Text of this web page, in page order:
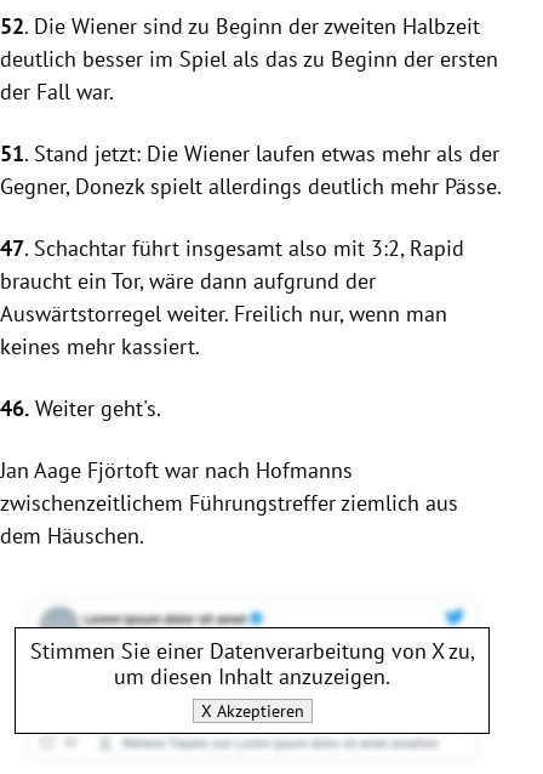
52. Die Wiener sind zu Beginn der zweiten Halbzeit
deutlich besser im Spiel als das zu Beginn der ersten
der Fall war.
51. Stand jetzt: Die Wiener laufen etwas mehr als der
Gegner, Donezkspielt allerdings deutlich mehr Pässe.
47. Schachtar führt insgesamt also mit 3:2, Rapid
braucht ein Tor, wäre dann aufgrund der
Auswärtstorregel weiter. Freilich nur, wenn man
keines mehr kassiert.
46. Weiter geht's.
Jan Aage Fjörtoft war nach Hofmanns
zwischenzeitlichem Führungstreffer ziemlich aus
dem Häuschen.
Stimmen Sie einer Datenverarbeitung von Xzu,
um diesen Inhalt anzuzeigen.
X Akzeptieren